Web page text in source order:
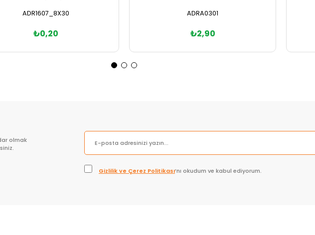
ADR1607_8X30
₺0,20
ADRA0301
₺2,90
olmak
Gizlilik ve Çerez Politikası’nı okudum ve kabul ediyorum.